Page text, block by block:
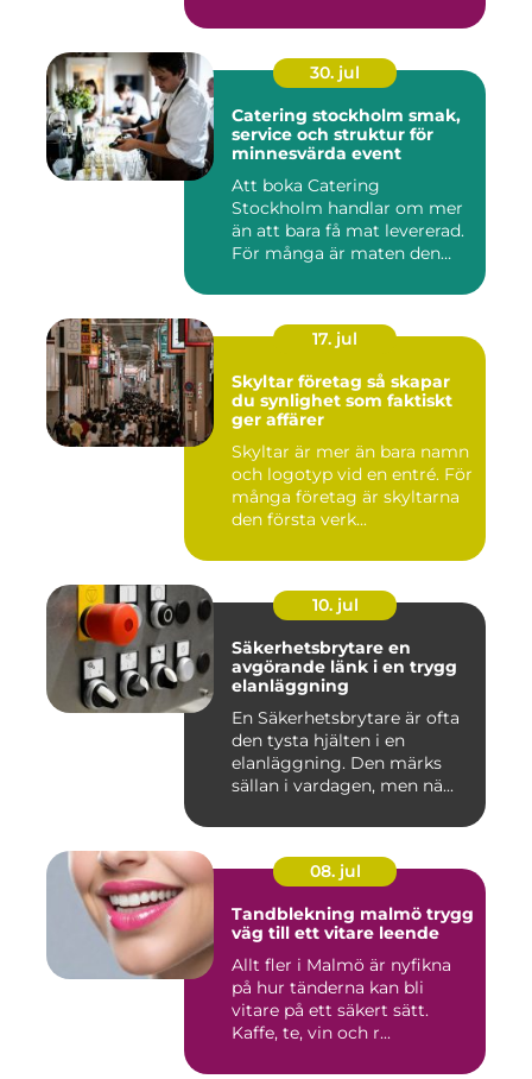
30. jul
Catering stockholm smak,
service och struktur för
minnesvärda event
Att boka Catering
Stockholm handlar om mer
än att bara få mat levererad.
För många är maten den
17. jul
Skyltar företag så skapar
du synlighet som faktiskt
ger affärer
Skyltar är mer än bara namn
och logotyp vid en entré. För
många företag är skyltarna
den första verk...
10. jul
Säkerhetsbrytare en
avgörande länk i en trygg
elanläggning
En Säkerhetsbrytare är ofta
den tysta hjälten i en
elanläggning. Den märks
sällan i vardagen, men nä...
08. jul
Tandblekning malmö trygg
väg till ett vitare leende
Allt fler i Malmö är nyfikna
på hur tänderna kan bli
vitare på ett säkert sätt.
Kaffe, te, vin och r...